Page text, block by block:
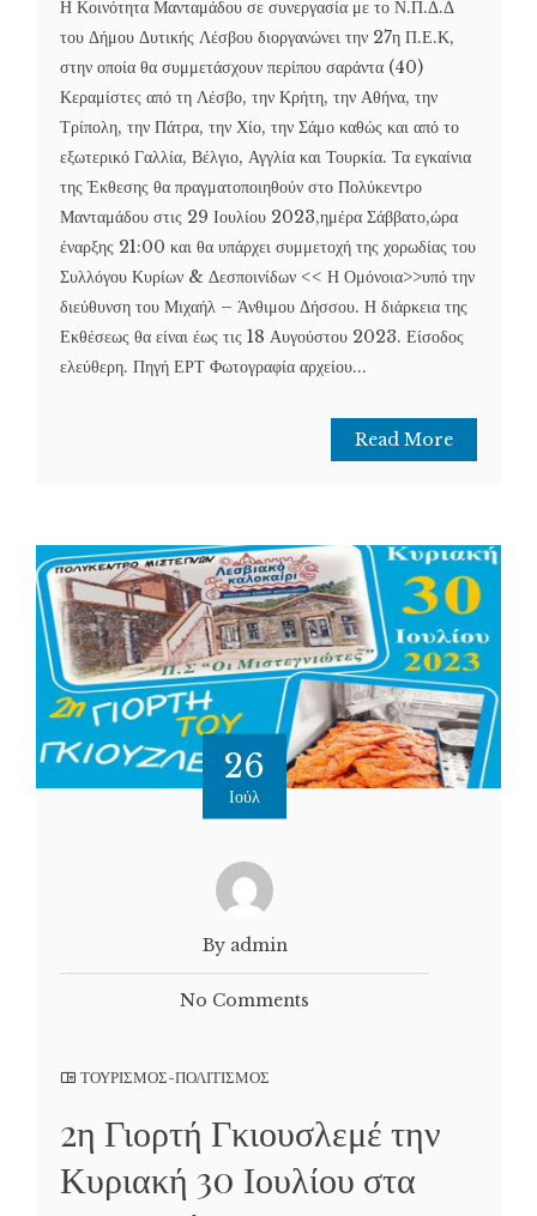
Η Κοινότητα Μανταμάδου σε συνεργασία με το Ν.Π.Δ.Δ
του Δήμου Δυτικής Λέσβου διοργανώνει την 27η Π.Ε.Κ,
στην οποία θα συμμετάσχουν περίπου σαράντα (40)
Κεραμίστες από τη Λέσβο, την Κρήτη, την Αθήνα, την
Τρίπολη, την Πάτρα, την Χίο, την Σάμο καθώς και από το
εξωτερικό Γαλλία, Βέλγιο, Αγγλία και Τουρκία. Τα εγκαίνια
της Έκθεσης θα πραγματοποιηθούν στο Πολύκεντρο
Μανταμάδου στις 29 Ιουλίου 2023,ημέρα Σάββατο,ώρα
έναρξης 21:00 και θα υπάρχει συμμετοχή της χορωδίας του
Συλλόγου Κυρίων & Δεσποινίδων << Η Ομόνοια>>υπό την
διεύθυνση του Μιχαήλ – Άνθιμου Δήσσου. Η διάρκεια της
Εκθέσεως θα είναι έως τις 18 Αυγούστου 2023. Είσοδος
ελεύθερη. Πηγή ΕΡΤ Φωτογραφία αρχείου...
Read More
26
Ιούλ
By admin
No Comments
ΤΟΥΡΙΣΜΟΣ-ΠΟΛΙΤΙΣΜΟΣ
2η Γιορτή Γκιουσλεμέ την
Κυριακή 30 Ιουλίου στα